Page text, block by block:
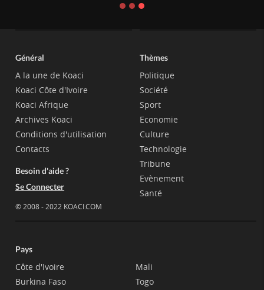
Général
A la une de Koaci
Koaci Côte d'Ivoire
Koaci Afrique
Archives Koaci
Conditions d'utilisation
Contacts
Besoin d'aide ?
Se Connecter
© 2008 - 2022 KOACI.COM
Thèmes
Politique
Société
Sport
Economie
Culture
Technologie
Tribune
Evènement
Santé
Pays
Côte d'Ivoire
Burkina Faso
Mali
Togo